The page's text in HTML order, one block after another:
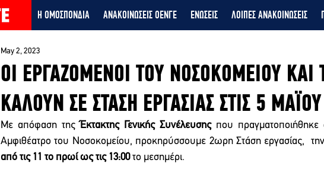
Η ΟΜΟΣΠΟΝΔΙΑ ΑΝΑΚΟΙΝΩΣΕΙΣ ΟΕΝΓΕ ΕΝΩΣΕΙΣ ΛΟΙΠΕΣ ΑΝΑΚΟΙΝΩΣΕΙΣ
ΟΙ ΕΡΓΑΖΟΜΕΝΟΙ ΤΟΥ ΝΟΣΟΚΟΜΕΙΟΥ ΚΑΙ
ΚΑΛΟΥΝ ΣΕ ΣΤΑΣΗ ΕΡΓΑΣΙΑΣ ΣΤΙΣ 5 ΜΑΪΟΥ
May 2, 2023
Με απόφαση της Έκτακτης Γενικής Συνέλευσης που πραγματοποιήθηκε
Αμφιθέατρο του Νοσοκομείου, προκηρύσσουμε 2ωρη Στάση εργασίας,  την
από τις 11 το πρωί ως τις 13:00 το μεσημέρι.